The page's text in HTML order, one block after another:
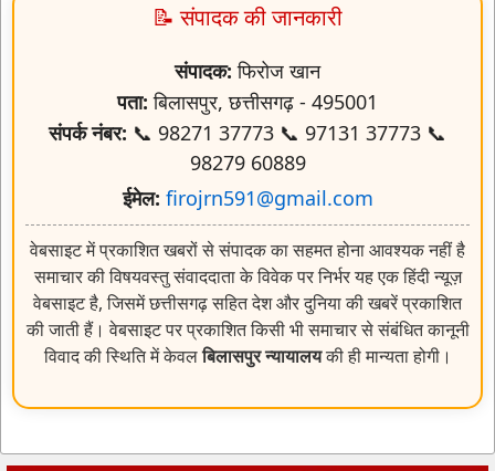
📝 संपादक की जानकारी
संपादक: फिरोज खान
पता: बिलासपुर, छत्तीसगढ़ - 495001
संपर्क नंबर: 📞 98271 37773 📞 97131 37773 📞
98279 60889
ईमेल: firojrn591@gmail.com
वेबसाइट में प्रकाशित खबरों से संपादक का सहमत होना आवश्यक नहीं है
समाचार की विषयवस्तु संवाददाता के विवेक पर निर्भर यह एक हिंदी न्यूज़
वेबसाइट है, जिसमें छत्तीसगढ़ सहित देश और दुनिया की खबरें प्रकाशित
की जाती हैं। वेबसाइट पर प्रकाशित किसी भी समाचार से संबंधित कानूनी
विवाद की स्थिति में केवलबिलासपुर न्यायालयकी ही मान्यता होगी।